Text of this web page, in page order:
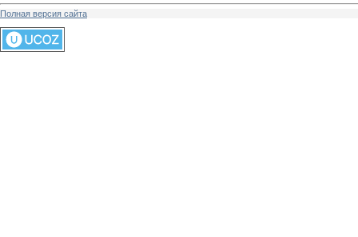
Полная версия сайта